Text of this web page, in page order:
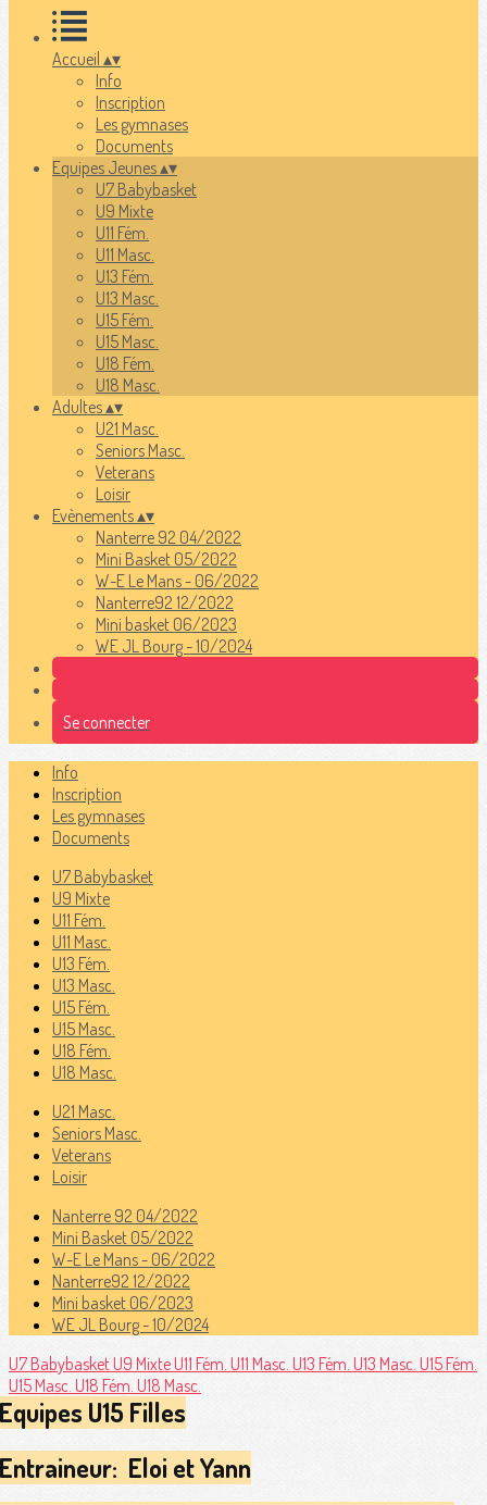
Accueil ▴▾
Info
Inscription
Les gymnases
Documents
Equipes Jeunes▴▾
U7 Babybasket
U9 Mixte
U11 Fém.
U11 Masc.
U13 Fém.
U13 Masc.
U15 Fém.
U15 Masc.
U18 Fém.
U18 Masc.
Adultes▴▾
U21 Masc.
Seniors Masc.
Veterans
Loisir
Evènements▴▾
Nanterre 92 04/2022
Mini Basket 05/2022
W-E Le Mans - 06/2022
Nanterre92 12/2022
Mini basket 06/2023
WE JL Bourg - 10/2024
Se connecter
Info
Inscription
Les gymnases
Documents
U7 Babybasket
U9 Mixte
U11 Fém.
U11 Masc.
U13 Fém.
U13 Masc.
U15 Fém.
U15 Masc.
U18 Fém.
U18 Masc.
U21 Masc.
Seniors Masc.
Veterans
Loisir
Nanterre 92 04/2022
Mini Basket 05/2022
W-E Le Mans - 06/2022
Nanterre92 12/2022
Mini basket 06/2023
WE JL Bourg - 10/2024
U7 BabybasketU9 MixteU11 Fém. U11 Masc. U13 Fém. U13 Masc. U15 Fém.
U15 Masc. U18 Fém. U18 Masc.
U15 Filles
Eloi et Yann